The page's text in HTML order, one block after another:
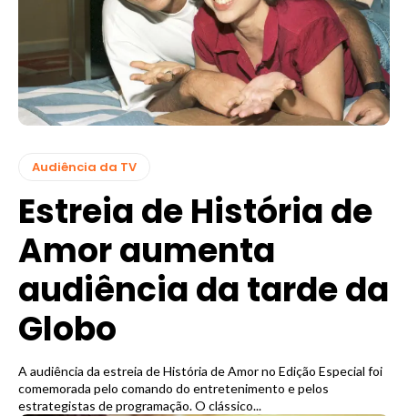
Audiência da TV
Estreia de História de
Amor aumenta
audiência da tarde da
Globo
A audiência da estreia de História de Amor no Edição Especial foi
comemorada pelo comando do entretenimento e pelos
estrategistas de programação. O clássico...